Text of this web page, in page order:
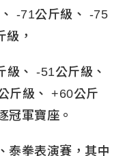
-71公斤級、 -75
，
、 -51公斤級、
斤級、 +60公斤
冠軍寶座。
泰拳表演賽，其中